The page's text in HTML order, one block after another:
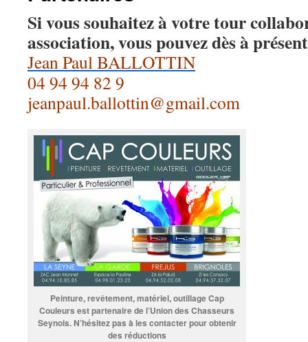
Si vous souhaitez à votre tour
association, vous pouvez dès à
Jean Paul BALLOTTIN
04 94 94 82 9
jeanpaul.ballottin@gmail.com
Peinture, revêtement, matériel, outillage Cap
Couleurs est partenaire de l’Union des Chasseurs
Seynois. N’hésitez pas à les contacter pour obtenir
des réductions